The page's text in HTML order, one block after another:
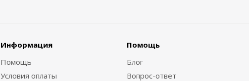
Информация
Помощь
Условия оплаты
Помощь
Блог
Вопрос-ответ